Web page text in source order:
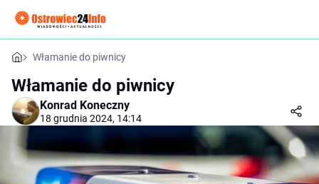
Włamanie do piwnicy
Włamanie do piwnicy
Konrad Koneczny
18 grudnia 2024, 14:14